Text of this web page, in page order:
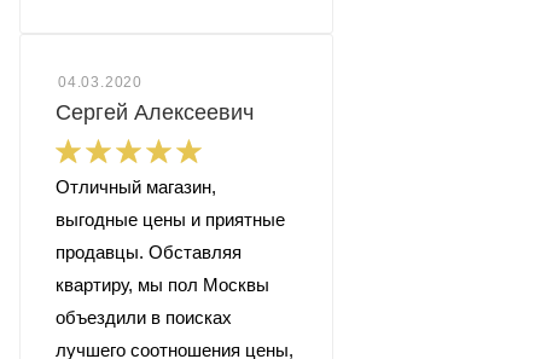
04.03.2020
Сергей Алексеевич
Отличный магазин,
выгодные цены и приятные
продавцы. Обставляя
квартиру, мы пол Москвы
объездили в поисках
лучшего соотношения цены,